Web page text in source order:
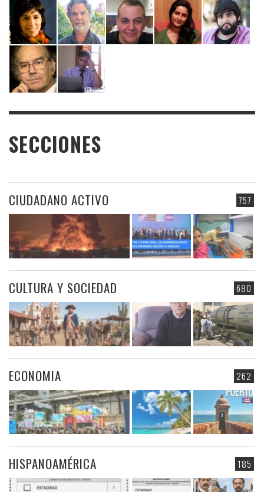
SECCIONES
757
CIUDADANO ACTIVO
680
CULTURA Y SOCIEDAD
262
ECONOMIA
185
HISPANOAMÉRICA